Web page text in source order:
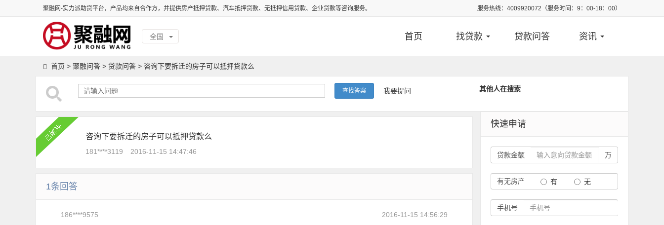
聚融网-实力派助贷平台，产品均来自合作方，并提供房产抵押贷款、汽车抵押贷款、无抵押信用贷款、企业贷款等咨询服务。 服务热线：4009920072（服务时间：9：00-18：00）
全国 首页 找贷款 贷款问答 资讯
首页 > 聚融问答 > 贷款问答 > 咨询下要拆迁的房子可以抵押贷款么
我要提问 其他人在搜索
咨询下要拆迁的房子可以抵押贷款么
181****3119 2016-11-15 14:47:46
1条回答
186****9575
2016-11-15 14:56:29
快速申请
贷款金额 万
有无房产 有 无
手机号